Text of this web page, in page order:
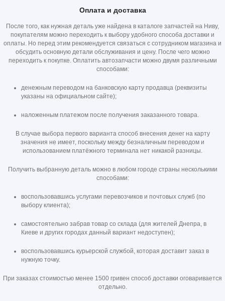
Оплата и доставка
После того, как нужная деталь уже найдена в каталоге запчастей на Ниву,
покупателям можно переходить к выбору удобного способа доставки и
оплаты. Но перед этим рекомендуется связаться с сотрудником магазина и
обсудить основную детали обслуживания и цену. После чего можно
переходить к покупке. Оплатить автозапчасти можно двумя различными
способами:
денежным переводом на банковскую карту продавца (реквизиты
указаны на официальном сайте);
наложенным платежом после получения заказанного товара.
В случае выбора первого варианта способ внесения денег на карту
значения не имеет, поскольку между безналичным переводом и
использованием платёжного терминала нет никакой разницы.
Получить выбранную деталь можно в любом городе страны несколькими
способами:
воспользовавшись услугами перевозчиков и почтовых служб (по
выбору клиента);
самостоятельно забрав товар со склада (для жителей Днепра, в
Киеве и других городах данный вариант недоступен);
воспользовавшись курьерской службой, которая доставит заказ в
нужную точку.
При заказах стоимостью менее 1500 гривен способ доставки оговаривается
отдельно.